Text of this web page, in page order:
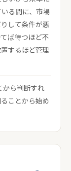
る間に、市場
して条件が悪
ば待つほど不
するほど管理
から判断すれ
ことから始め